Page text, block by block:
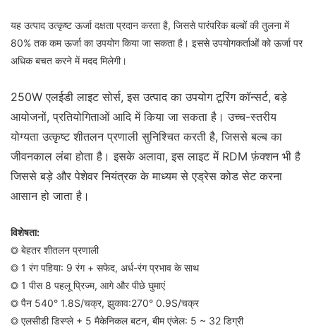
यह उत्पाद उत्कृष्ट ऊर्जा दक्षता प्रदान करता है, जिससे पारंपरिक बल्बों की तुलना में
80% तक कम ऊर्जा का उपयोग किया जा सकता है। इससे उपयोगकर्ताओं को ऊर्जा पर
अधिक बचत करने में मदद मिलेगी।
250W एलईडी लाइट सोर्स, इस उत्पाद का उपयोग टूरिंग कॉन्सर्ट, बड़े
आयोजनों, प्रतियोगिताओं आदि में किया जा सकता है। उच्च-स्तरीय
योग्यता उत्कृष्ट शीतलन प्रणाली सुनिश्चित करती है, जिससे बल्ब का
जीवनकाल लंबा होता है। इसके अलावा, इस लाइट में RDM फ़ंक्शन भी है
जिससे बड़े और पेशेवर नियंत्रक के माध्यम से एड्रेस कोड सेट करना
आसान हो जाता है।
विशेषता:
◎ बेहतर शीतलन प्रणाली
◎ 1 रंग पहिया: 9 रंग + सफेद, अर्ध-रंग प्रभाव के साथ
◎ 1 पीस 8 पहलू प्रिज्म, आगे और पीछे घुमाएं
◎ पैन 540° 1.8S/चक्र, झुकाव:270° 0.9S/चक्र
◎ एलसीडी डिस्प्ले + 5 मैकेनिकल बटन, बीम एंजेल: 5 ~ 32 डिग्री